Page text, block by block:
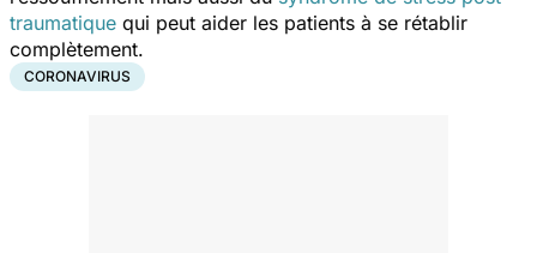
traumatique qui peut aider les patients à se rétablir
complètement.
CORONAVIRUS